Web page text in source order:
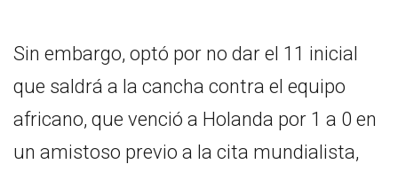
Sin embargo, optó por no dar el 11 inicial
que saldrá a la cancha contra el equipo
africano, que venció a Holanda por 1 a 0 en
un amistoso previo a la cita mundialista,